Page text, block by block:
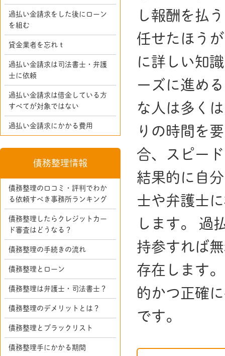
し報酬を払
任せたほう
に詳しい知
ーズに進め
な人は多く
りの時間を
合、スピー
結果的に自
士や弁護士
します。 過
持参すれば
存在します
的かつ正確
です。
過払い金請求をした後にローン
を組む
貸金業者を忘れｔ
過払い金請求は司法書士・弁護
士に依頼
過払い金請求は借金している方
すべてが対象ではない
過払い金請求にかかる費用
債務整理情報
債務整理の口コミ・評判でわか
る依頼すべき事務所ランキング
債務整理したらクレジットカー
ド審査はどうなる？
債務整理の手続きの流れ
債務整理とローン
債務整理は弁護士・司法書士？
債務整理のデメリットとは？
債務整理とブラックリスト
債務整理手にかかる期間